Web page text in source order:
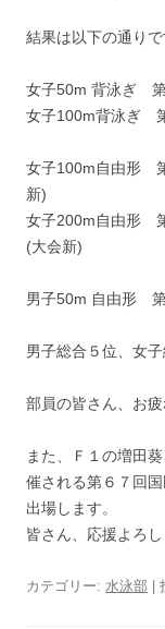
結果は以下の通りで
女子50m 背泳ぎ
女子100m背泳ぎ
女子100m自由形
新)
女子200m自由形
(大会新)
男子50m 自由形
男子総合５位、女
部員の皆さん、お
また、Ｆ１の増田
催される第６７回
出場します。
皆さん、応援よろ
カテゴリー: 水泳部 |